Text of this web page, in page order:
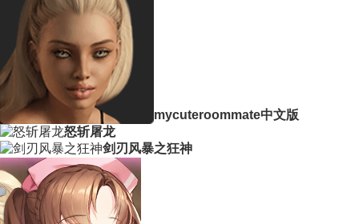
mycuteroommate中文版
怒斩屠龙
剑刃风暴之狂神